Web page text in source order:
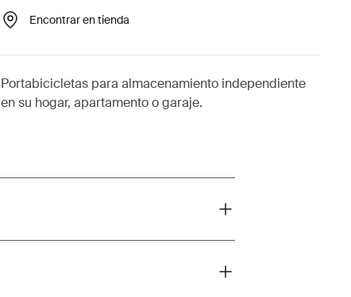
Encontrar en tienda
Portabicicletas para almacenamiento independiente
en su hogar, apartamento o garaje.